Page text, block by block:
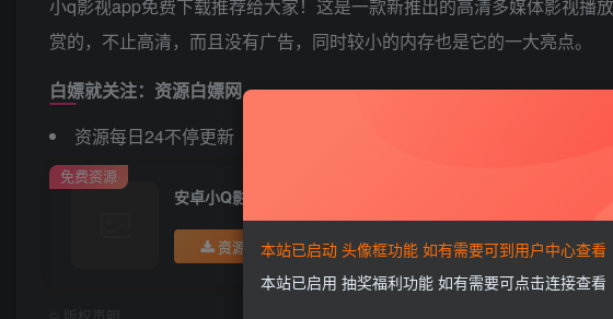
小q影视app免费下载推荐给大家！这是一款新推出的高清多媒体影视播
赏的，不止高清，而且没有广告，同时较小的内存也是它的一大亮点。
白嫖就关注：资源白嫖网
资源每日24不停更新
免费资源
安卓小Q影视v1.0.0无广告
资源下载本站已启动 头像框功能 如有需要可到用户中心查看
本站已启用 抽奖福利功能 如有需要可点击连接查看